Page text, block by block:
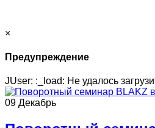
×
Предупреждение
JUser: :_load: Не удалось
09 Декабрь